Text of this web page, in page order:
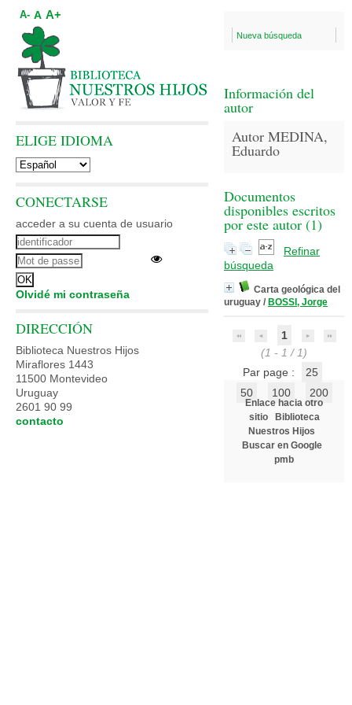
Nueva búsqueda
Información del
autor
Autor MEDINA,
Eduardo
Documentos
disponibles escritos
por este autor (1)
Refinar
búsqueda
Carta geológica del
uruguay / BOSSI, Jorge
1
(1 - 1 / 1)
Par page :
25
50
100 200
Enlace hacia otro
sitio
Biblioteca
Nuestros Hijos
Buscar en Google
pmb
A- A A+
ELIGE IDIOMA
CONECTARSE
acceder a su cuenta de usuario
Olvidé mi contraseña
DIRECCIÓN
Biblioteca Nuestros Hijos
Miraflores 1443
11500 Montevideo
Uruguay
2601 90 99
contacto